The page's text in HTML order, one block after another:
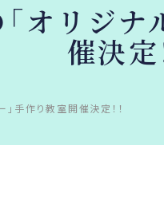
オリジ
催決定
」手作り教室開催決定！！